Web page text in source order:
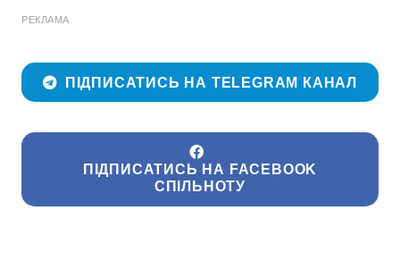
РЕКЛАМА
ПІДПИСАТИСЬ НА TELEGRAM КАНАЛ
ПІДПИСАТИСЬ НА FACEBOOK
СПІЛЬНОТУ